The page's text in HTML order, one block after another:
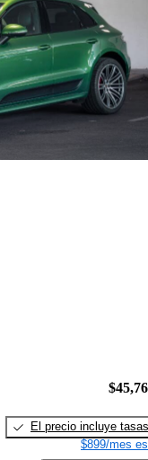
El precio incluye tasas
$899/mes